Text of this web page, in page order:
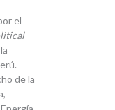
el
de la